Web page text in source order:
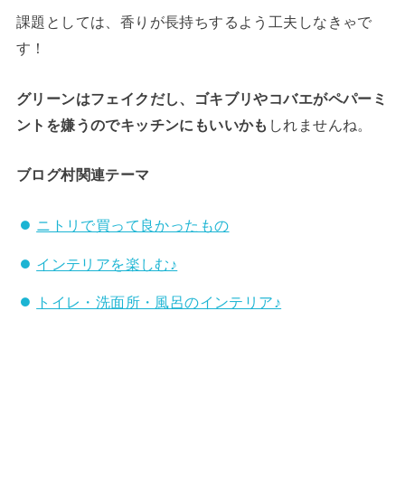
課題としては、香りが長持ちするよう工夫しなきゃで
す！
グリーンはフェイクだし、ゴキブリやコバエがペパーミ
ントを嫌うのでキッチンにもいいかも しれませんね。
ブログ村関連テーマ
ニトリで買って良かったもの
インテリアを楽しむ♪
トイレ・洗面所・風呂のインテリア♪